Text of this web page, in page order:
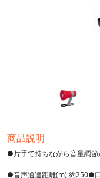
商品説明
●片手で持ちながら音量調節
●音声通達距離(m):約250●